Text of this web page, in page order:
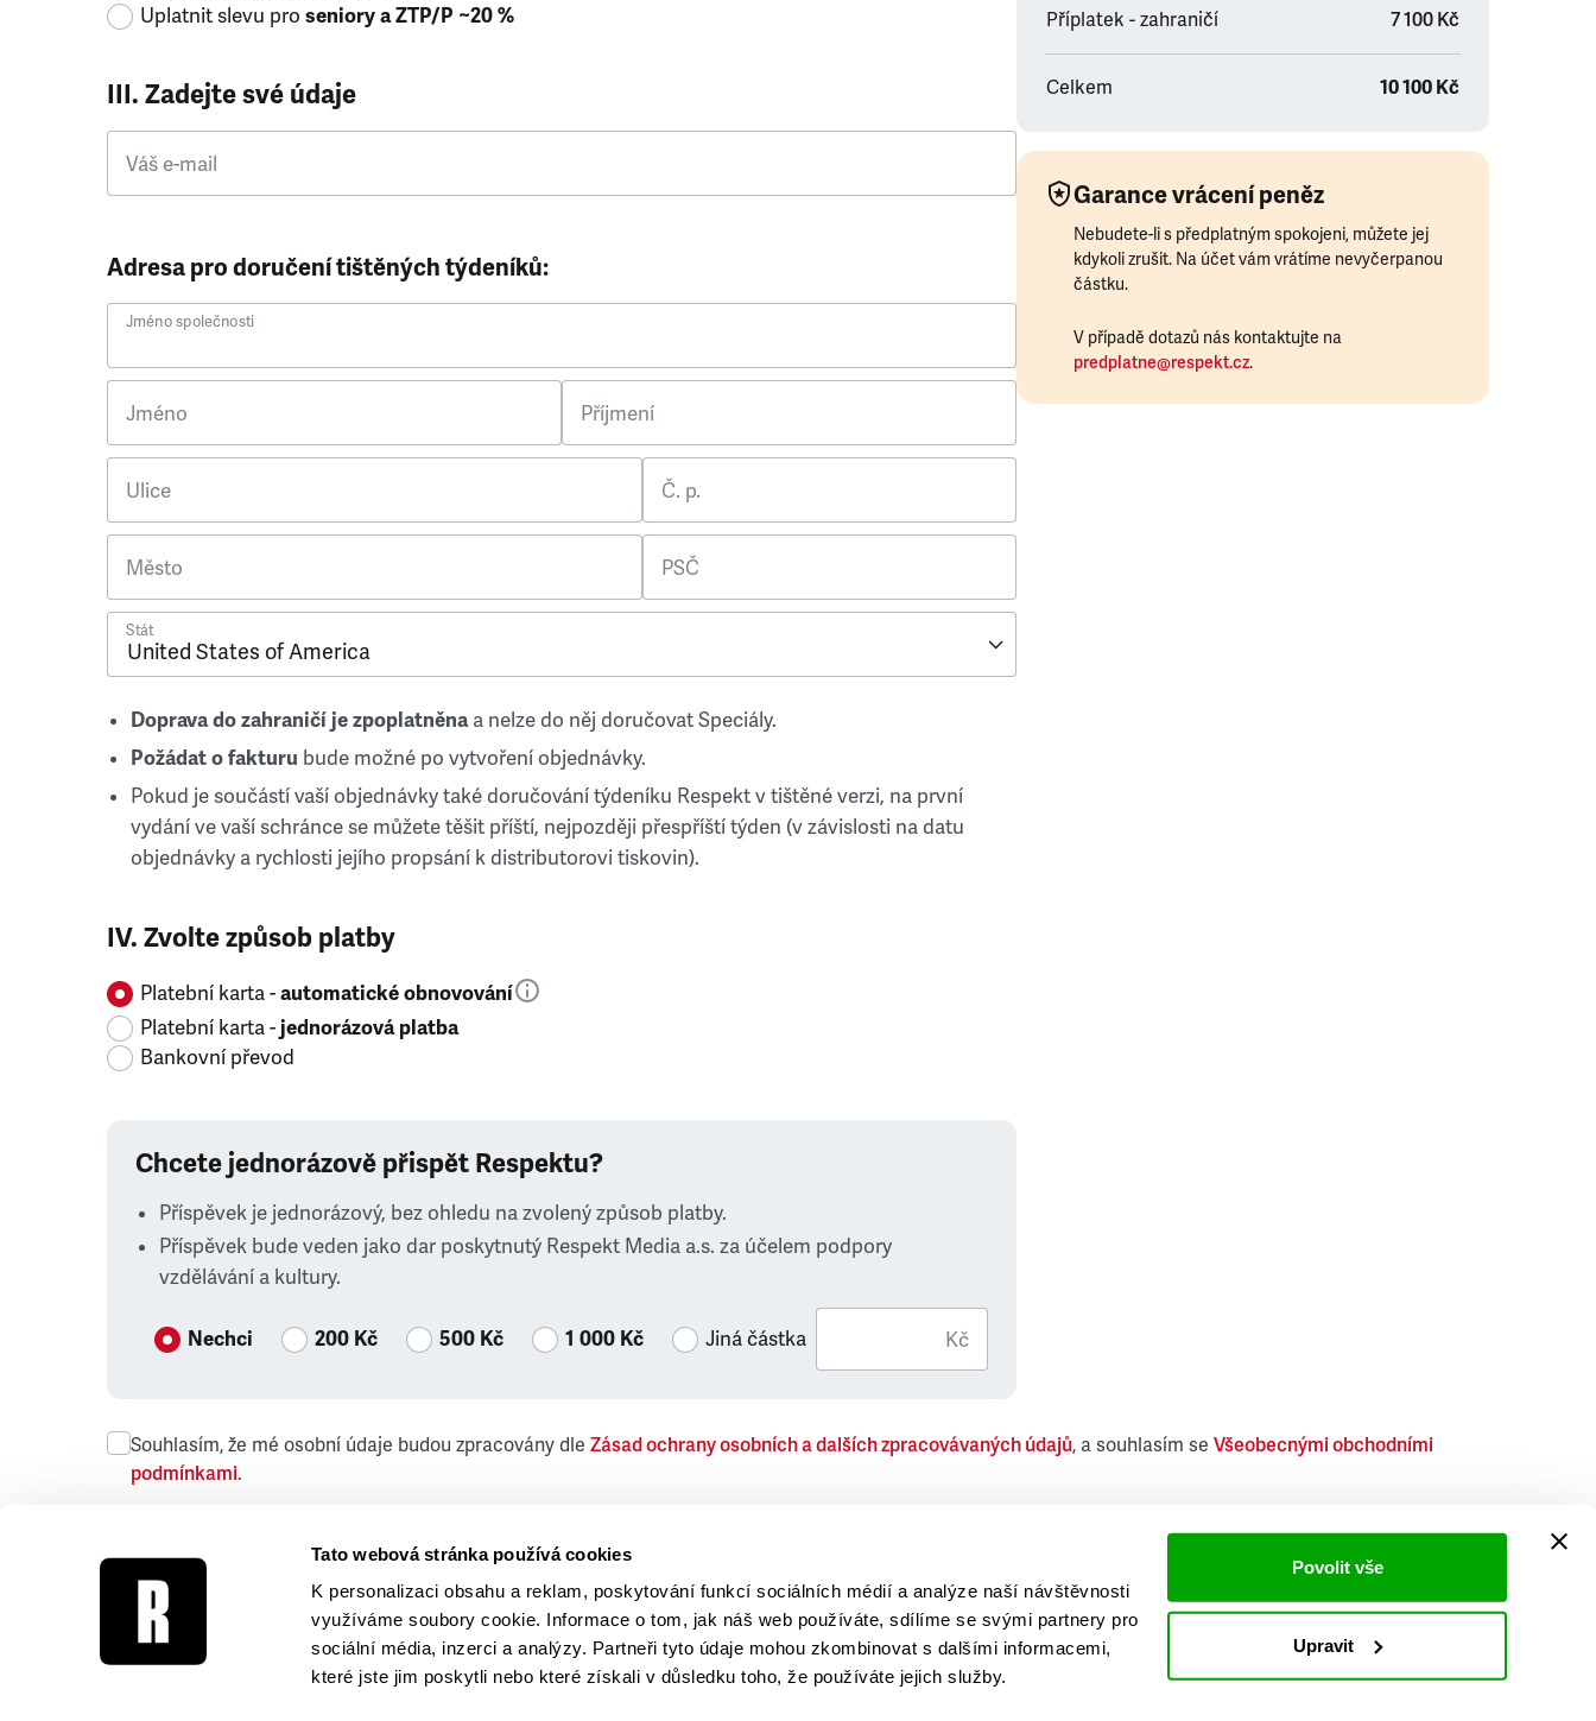
Tato webová stránka používá cookies
K personalizaci obsahu a reklam, poskytování funkcí sociálních médií a analýze naší návštěvnosti
využíváme soubory cookie. Informace o tom, jak náš web používáte, sdílíme se svými partnery pro
sociální média, inzerci a analýzy. Partneři tyto údaje mohou zkombinovat s dalšími informacemi,
které jste jim poskytli nebo které získali v důsledku toho, že používáte jejich služby.
Povolit vše
Upravit
Uplatnit slevu pro seniory a ZTP/P ~20 %
III. Zadejte své údaje
Váš e-mail
Adresa pro doručení tištěných týdeníků:
Jméno společnosti
Jméno Příjmení
Ulice Č. p.
Město PSČ
Stát
Doprava do zahraničí je zpoplatněnaa nelze do něj doručovat Speciály.
Požádat o fakturu bude možné po vytvoření objednávky.
Pokud je součástí vaší objednávky také doručování týdeníku Respekt v tištěné verzi, na první
vydání ve vaší schránce se můžete těšit příští, nejpozději přespříští týden (v závislosti na datu
objednávky a rychlosti jejího propsání k distributorovi tiskovin).
IV. Zvolte způsob platby
Platební karta -automatické obnovování
Platební karta -jednorázová platba
Bankovní převod
Chcete jednorázově přispět Respektu?
Příspěvek je jednorázový, bez ohledu na zvolený způsob platby.
Příspěvek bude veden jako dar poskytnutý Respekt Media a.s. za účelem podpory
vzdělávání a kultury.
Nechci 200 Kč 500 Kč 1 000 Kč Jiná částka Kč
Příplatek - zahraničí
7 100 Kč
Celkem 10 100 Kč
Garance vrácení peněz
Nebudete-li s předplatným spokojeni, můžete jej
kdykoli zrušit. Na účet vám vrátíme nevyčerpanou
částku.
V případě dotazů nás kontaktujte na
predplatne@respekt.cz.
Souhlasím, že mé osobní údaje budou zpracovány dle Zásad ochrany osobních a dalších zpracovávaných údajů, a souhlasím se Všeobecnými obchodními
podmínkami.